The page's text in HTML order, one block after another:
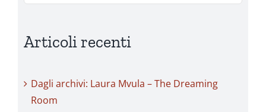
Articoli recenti
Dagli archivi: Laura Mvula – The Dreaming
Room